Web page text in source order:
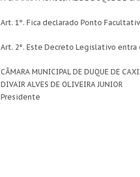
Art. 1°. Fica declarado Ponto
Art. 2°. Este Decreto Legislativo entra
CÂMARA MUNICIPAL DE DUQUE DE
DIVAIR ALVES DE OLIVEIRA JUNIOR
Presidente